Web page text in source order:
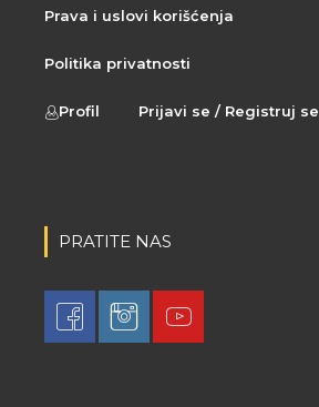
Prava i uslovi korišćenja
Politika privatnosti
Profil Prijavi se / Registruj se
PRATITE NAS